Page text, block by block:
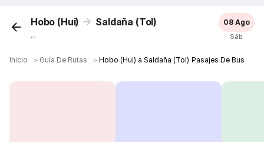
Hobo (Hui) Saldaña (Tol)
...
08 Ago
Sáb
Inicio ＞ Guía De Rutas ＞Hobo (Hui) a Saldaña (Tol) Pasajes De Bus